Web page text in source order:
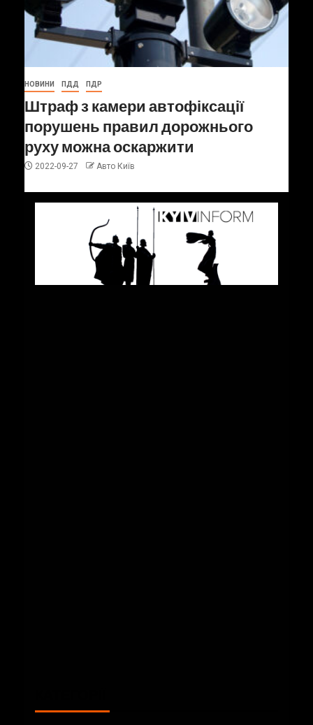
НОВИНИ ПДД ПДР
Штраф з камери автофіксації
порушень правил дорожнього
руху можна оскаржити
2022-09-27 Авто Київ